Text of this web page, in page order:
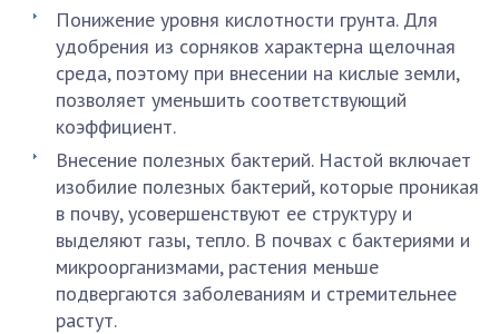
Понижение уровня кислотности грунта. Для
удобрения из сорняков характерна щелочная
среда, поэтому при внесении на кислые земли,
позволяет уменьшить соответствующий
коэффициент.
Внесение полезных бактерий. Настой включает
изобилие полезных бактерий, которые проникая
в почву, усовершенствуют ее структуру и
выделяют газы, тепло. В почвах с бактериями и
микроорганизмами, растения меньше
подвергаются заболеваниям и стремительнее
растут.